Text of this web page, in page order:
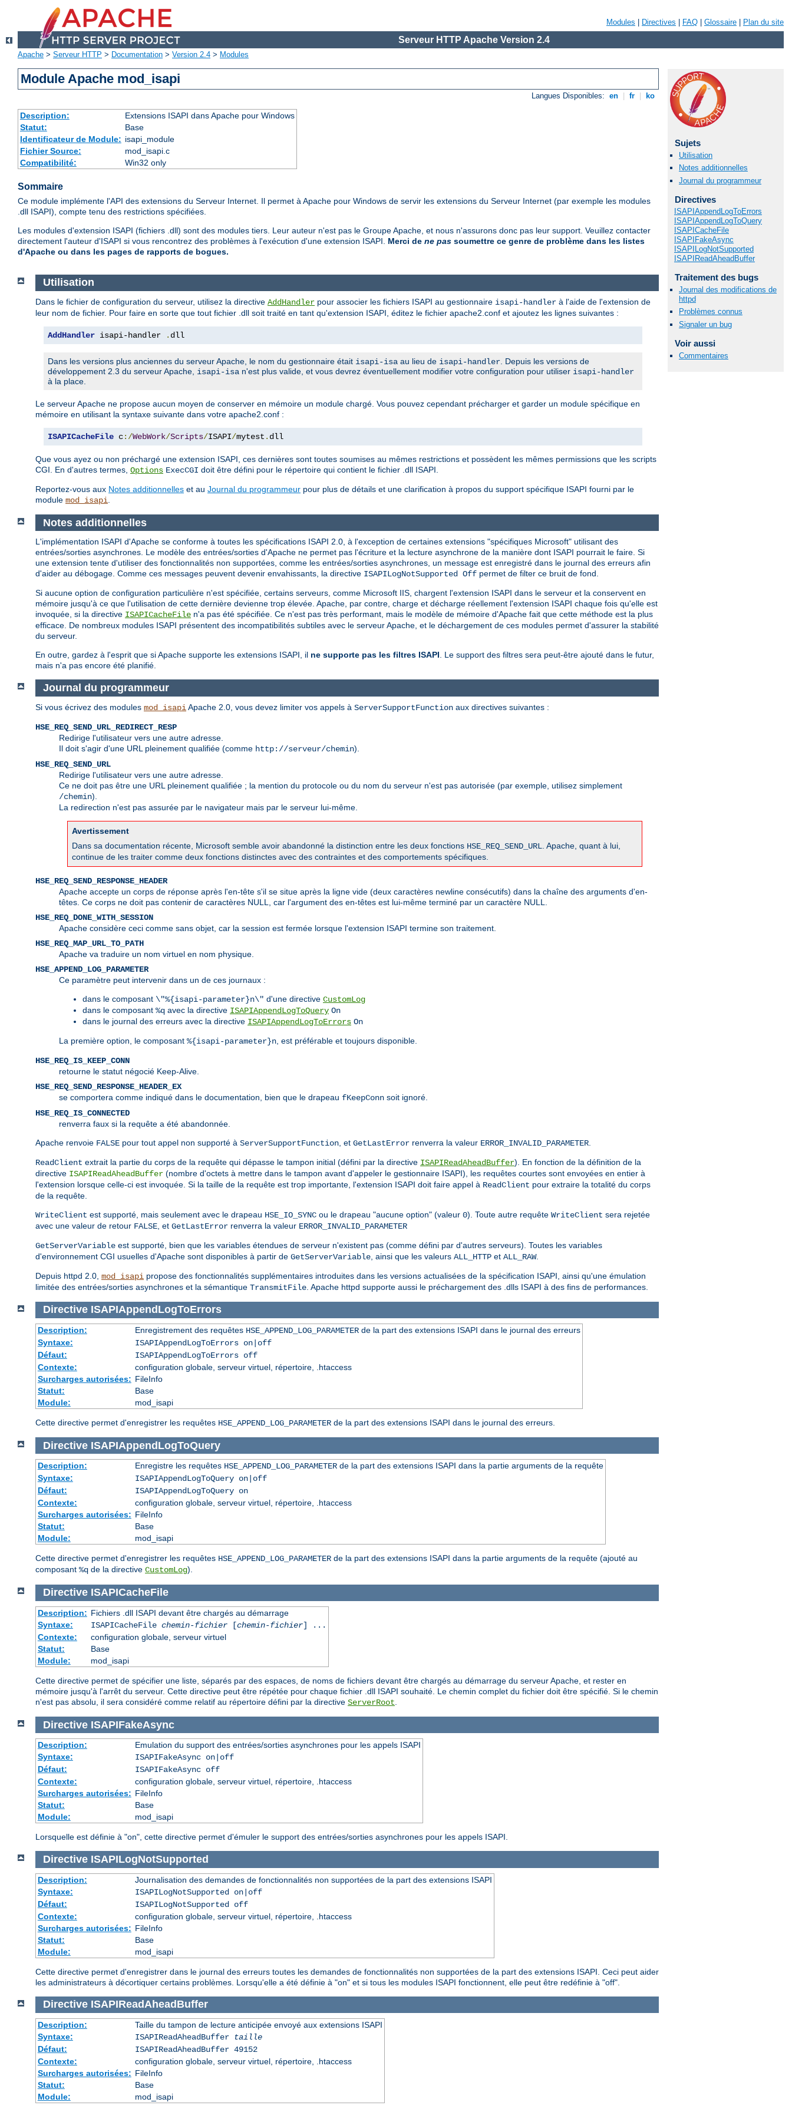
Modules Directives FAQ Glossaire Plan du site
Serveur HTTP Apache Version 2.4
Apache > Serveur HTTP > Documentation > Version 2.4 > Modules
Module Apache mod_isapi
Langues Disponibles: en fr ko
Description:
Extensions ISAPI dans Apache pour Windows
Statut:
Base
Identificateur de Module: isapi_module
Fichier Source:
mod_isapi.c
Compatibilité:
Win32 only
Sommaire
Ce module implémente l'API des extensions du Serveur Internet. Il permet à Apache pour Windows de servir les extensions du Serveur Internet (par exemple les modules
.dll ISAPI), compte tenu des restrictions spécifiées.
Les modules d'extension ISAPI (fichiers .dll) sont des modules tiers. Leur auteur n'est pas le Groupe Apache, et nous n'assurons donc pas leur support. Veuillez contacter
directement l'auteur d'ISAPI si vous rencontrez des problèmes à l'exécution d'une extension ISAPI. Merci de ne pas soumettre ce genre de problème dans les listes
d'Apache ou dans les pages de rapports de bogues.
Sujets
Utilisation
Notes additionnelles
Journal du programmeur
Directives
ISAPIAppendLogToErrors
ISAPIAppendLogToQuery
ISAPICacheFile
ISAPIFakeAsync
ISAPILogNotSupported
ISAPIReadAheadBuffer
Traitement des bugs
Journal des modifications de
httpd
Problèmes connus
Signaler un bug
Voir aussi
Commentaires
Utilisation
Dans le fichier de configuration du serveur, utilisez la directive AddHandler pour associer les fichiers ISAPI au gestionnaire isapi-handler à l'aide de l'extension de
leur nom de fichier. Pour faire en sorte que tout fichier .dll soit traité en tant qu'extension ISAPI, éditez le fichier apache2.conf et ajoutez les lignes suivantes :
AddHandler isapi-handler . dll
Dans les versions plus anciennes du serveur Apache, le nom du gestionnaire était isapi-isa au lieu de isapi-handler . Depuis les versions de
développement 2.3 du serveur Apache, isapi-isa n'est plus valide, et vous devrez éventuellement modifier votre configuration pour utiliser isapi-handler
à la place.
Le serveur Apache ne propose aucun moyen de conserver en mémoire un module chargé. Vous pouvez cependant précharger et garder un module spécifique en
mémoire en utilisant la syntaxe suivante dans votre apache2.conf :
ISAPICacheFile c:/WebWork/Scripts/ISAPI/mytest . dll
Que vous ayez ou non préchargé une extension ISAPI, ces dernières sont toutes soumises au mêmes restrictions et possèdent les mêmes permissions que les scripts
CGI. En d'autres termes, Options ExecCGI doit être défini pour le répertoire qui contient le fichier .dll ISAPI.
Reportez-vous aux Notes additionnelles et au Journal du programmeur pour plus de détails et une clarification à propos du support spécifique ISAPI fourni par le
module mod_isapi
Notes additionnelles
L'implémentation ISAPI d'Apache se conforme à toutes les spécifications ISAPI 2.0, à l'exception de certaines extensions "spécifiques Microsoft" utilisant des
entrées/sorties asynchrones. Le modèle des entrées/sorties d'Apache ne permet pas l'écriture et la lecture asynchrone de la manière dont ISAPI pourrait le faire. Si
une extension tente d'utiliser des fonctionnalités non supportées, comme les entrées/sorties asynchrones, un message est enregistré dans le journal des erreurs afin
d'aider au débogage. Comme ces messages peuvent devenir envahissants, la directive ISAPILogNotSupported Off permet de filter ce bruit de fond.
Si aucune option de configuration particulière n'est spécifiée, certains serveurs, comme Microsoft IIS, chargent l'extension ISAPI dans le serveur et la conservent en
mémoire jusqu'à ce que l'utilisation de cette dernière devienne trop élevée. Apache, par contre, charge et décharge réellement l'extension ISAPI chaque fois qu'elle est
invoquée, si la directive ISAPICacheFile n'a pas été spécifiée. Ce n'est pas très performant, mais le modèle de mémoire d'Apache fait que cette méthode est la plus
efficace. De nombreux modules ISAPI présentent des incompatibilités subtiles avec le serveur Apache, et le déchargement de ces modules permet d'assurer la stabilité
du serveur.
En outre, gardez à l'esprit que si Apache supporte les extensions ISAPI, il ne supporte pas les filtres ISAPI. Le support des filtres sera peut-être ajouté dans le futur,
mais n'a pas encore été planifié.
Journal du programmeur
Si vous écrivez des modules mod_isapiApache 2.0, vous devez limiter vos appels à ServerSupportFunction aux directives suivantes :
HSE_REQ_SEND_URL_REDIRECT_RESP
Redirige l'utilisateur vers une autre adresse.
Il doit s'agir d'une URL pleinement qualifiée (comme http://serveur/chemin).
HSE_REQ_SEND_URL
Redirige l'utilisateur vers une autre adresse.
Ce ne doit pas être une URL pleinement qualifiée ; la mention du protocole ou du nom du serveur n'est pas autorisée (par exemple, utilisez simplement
/chemin).
La redirection n'est pas assurée par le navigateur mais par le serveur lui-même.
Avertissement
Dans sa documentation récente, Microsoft semble avoir abandonné la distinction entre les deux fonctions HSE_REQ_SEND_URL . Apache, quant à lui,
continue de les traiter comme deux fonctions distinctes avec des contraintes et des comportements spécifiques.
HSE_REQ_SEND_RESPONSE_HEADER
Apache accepte un corps de réponse après l'en-tête s'il se situe après la ligne vide (deux caractères newline consécutifs) dans la chaîne des arguments d'en-
têtes. Ce corps ne doit pas contenir de caractères NULL, car l'argument des en-têtes est lui-même terminé par un caractère NULL.
HSE_REQ_DONE_WITH_SESSION
Apache considère ceci comme sans objet, car la session est fermée lorsque l'extension ISAPI termine son traitement.
HSE_REQ_MAP_URL_TO_PATH
Apache va traduire un nom virtuel en nom physique.
HSE_APPEND_LOG_PARAMETER
Ce paramètre peut intervenir dans un de ces journaux :
dans le composant \"%{isapi-parameter}n\" d'une directive CustomLog
dans le composant %q avec la directive ISAPIAppendLogToQuery On
dans le journal des erreurs avec la directive ISAPIAppendLogToErrors On
La première option, le composant %{isapi-parameter}n , est préférable et toujours disponible.
HSE_REQ_IS_KEEP_CONN
retourne le statut négocié Keep-Alive.
HSE_REQ_SEND_RESPONSE_HEADER_EX
se comportera comme indiqué dans le documentation, bien que le drapeau fKeepConn soit ignoré.
HSE_REQ_IS_CONNECTED
renverra faux si la requête a été abandonnée.
Apache renvoie FALSE pour tout appel non supporté à ServerSupportFunction , et GetLastError renverra la valeur ERROR_INVALID_PARAMETER
ReadClient extrait la partie du corps de la requête qui dépasse le tampon initial (défini par la directive ISAPIReadAheadBuffer). En fonction de la définition de la
directive ISAPIReadAheadBuffer (nombre d'octets à mettre dans le tampon avant d'appeler le gestionnaire ISAPI), les requêtes courtes sont envoyées en entier à
l'extension lorsque celle-ci est invoquée. Si la taille de la requête est trop importante, l'extension ISAPI doit faire appel à ReadClient pour extraire la totalité du corps
de la requête.
WriteClient est supporté, mais seulement avec le drapeau HSE_IO_SYNC ou le drapeau "aucune option" (valeur 0). Toute autre requête WriteClient sera rejetée
avec une valeur de retour FALSE , et GetLastError renverra la valeur ERROR_INVALID_PARAMETER
GetServerVariable est supporté, bien que les variables étendues de serveur n'existent pas (comme défini par d'autres serveurs). Toutes les variables
d'environnement CGI usuelles d'Apache sont disponibles à partir de GetServerVariable , ainsi que les valeurs ALL_HTTP et ALL_RAW.
Depuis httpd 2.0, mod_isapi propose des fonctionnalités supplémentaires introduites dans les versions actualisées de la spécification ISAPI, ainsi qu'une émulation
limitée des entrées/sorties asynchrones et la sémantique TransmitFile . Apache httpd supporte aussi le préchargement des .dlls ISAPI à des fins de performances.
Directive ISAPIAppendLogToErrors
Description: Enregistrement des requêtes HSE_APPEND_LOG_PARAMETERde la part des extensions ISAPI dans le journal des erreurs
Syntaxe:
ISAPIAppendLogToErrors on|off
Défaut:
ISAPIAppendLogToErrors off
Contexte:
configuration globale, serveur virtuel, répertoire, .htaccess
Surcharges autorisées: FileInfo
Statut:
Base
Module:
mod_isapi
Cette directive permet d'enregistrer les requêtes HSE_APPEND_LOG_PARAMETER de la part des extensions ISAPI dans le journal des erreurs.
Directive ISAPIAppendLogToQuery
Description: Enregistre les requêtes HSE_APPEND_LOG_PARAMETERde la part des extensions ISAPI dans la partie arguments de la requête
Syntaxe:
ISAPIAppendLogToQuery on|off
Défaut:
ISAPIAppendLogToQuery on
Contexte:
configuration globale, serveur virtuel, répertoire, .htaccess
Surcharges autorisées: FileInfo
Statut:
Base
Module:
mod_isapi
Cette directive permet d'enregistrer les requêtes HSE_APPEND_LOG_PARAMETER de la part des extensions ISAPI dans la partie arguments de la requête (ajouté au
composant %q de la directive CustomLog).
Directive ISAPICacheFile
Description: Fichiers .dll ISAPI devant être chargés au démarrage
Syntaxe:
ISAPICacheFile chemin-fichier[chemin-fichier] ...
Contexte:
configuration globale, serveur virtuel
Statut:
Base
Module:
mod_isapi
Cette directive permet de spécifier une liste, séparés par des espaces, de noms de fichiers devant être chargés au démarrage du serveur Apache, et rester en
mémoire jusqu'à l'arrêt du serveur. Cette directive peut être répétée pour chaque fichier .dll ISAPI souhaité. Le chemin complet du fichier doit être spécifié. Si le chemin
n'est pas absolu, il sera considéré comme relatif au répertoire défini par la directive ServerRoot
Directive ISAPIFakeAsync
Description:
Emulation du support des entrées/sorties asynchrones pour les appels ISAPI
Syntaxe:
ISAPIFakeAsync on|off
Défaut:
ISAPIFakeAsync off
Contexte:
configuration globale, serveur virtuel, répertoire, .htaccess
Surcharges autorisées: FileInfo
Statut:
Base
Module:
mod_isapi
Lorsquelle est définie à "on", cette directive permet d'émuler le support des entrées/sorties asynchrones pour les appels ISAPI.
Directive ISAPILogNotSupported
Description:
Journalisation des demandes de fonctionnalités non supportées de la part des extensions ISAPI
Syntaxe:
ISAPILogNotSupported on|off
Défaut:
ISAPILogNotSupported off
Contexte:
configuration globale, serveur virtuel, répertoire, .htaccess
Surcharges autorisées: FileInfo
Statut:
Base
Module:
mod_isapi
Cette directive permet d'enregistrer dans le journal des erreurs toutes les demandes de fonctionnalités non supportées de la part des extensions ISAPI. Ceci peut aider
les administrateurs à décortiquer certains problèmes. Lorsqu'elle a été définie à "on" et si tous les modules ISAPI fonctionnent, elle peut être redéfinie à "off".
Directive ISAPIReadAheadBuffer
Description:
Taille du tampon de lecture anticipée envoyé aux extensions ISAPI
Syntaxe:
ISAPIReadAheadBuffer
taille
Défaut:
ISAPIReadAheadBuffer 49152
Contexte:
configuration globale, serveur virtuel, répertoire, .htaccess
Surcharges autorisées: FileInfo
Statut:
Base
Module:
mod_isapi